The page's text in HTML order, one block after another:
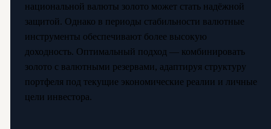
национальной валюты золото может стать надёжной
защитой. Однако в периоды стабильности валютные
инструменты обеспечивают более высокую
доходность. Оптимальный подход — комбинировать
золото с валютными резервами, адаптируя структуру
портфеля под текущие экономические реалии и личные
цели инвестора.